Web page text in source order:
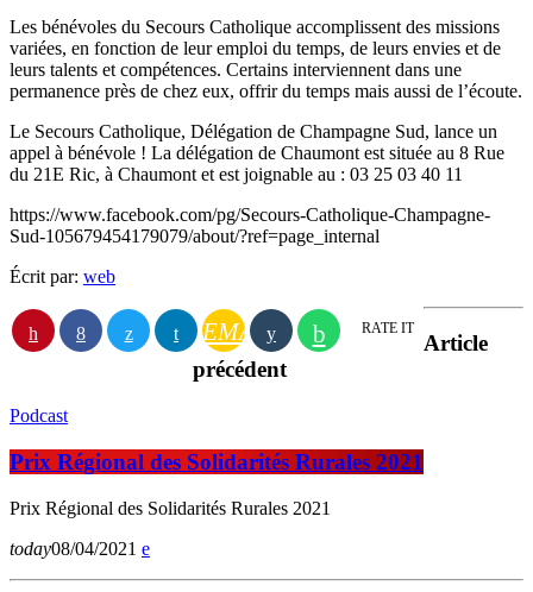
Les bénévoles du Secours Catholique accomplissent des missions
variées, en fonction de leur emploi du temps, de leurs envies et de
leurs talents et compétences. Certains interviennent dans une
permanence près de chez eux, offrir du temps mais aussi de l’écoute.
Le Secours Catholique, Délégation de Champagne Sud, lance un
appel à bénévole ! La délégation de Chaumont est située au 8 Rue
du 21E Ric, à Chaumont et est joignable au : 03 25 03 40 11
https://www.facebook.com/pg/Secours-Catholique-Champagne-
Sud-105679454179079/about/?ref=page_internal
Écrit par: web
EMAIL RATE IT
Article
précédent
Podcast
Prix Régional des Solidarités Rurales 2021
Prix Régional des Solidarités Rurales 2021
today08/04/2021